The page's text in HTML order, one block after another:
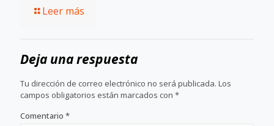
Leer más
Deja una respuesta
Tu dirección de correo electrónico no será publicada. Los
campos obligatorios están marcados con *
Comentario *